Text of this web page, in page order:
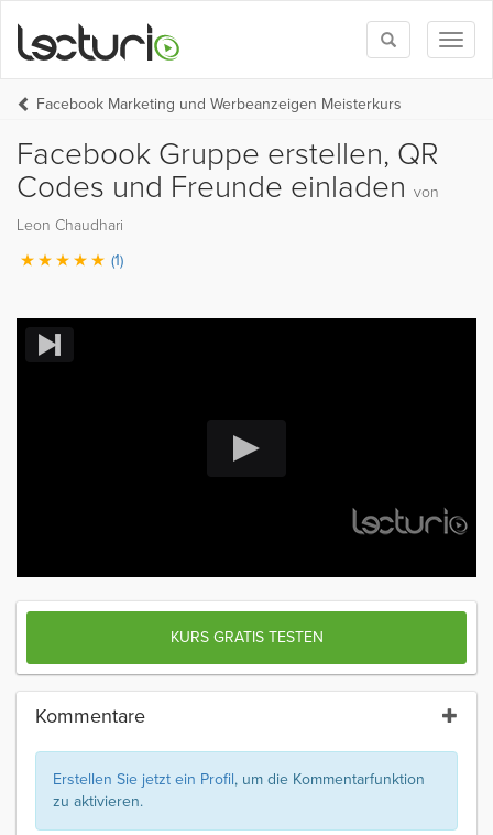
Toggle
search
Facebook Marketing und Werbeanzeigen Meisterkurs
Facebook Gruppe erstellen, QR
Codes und Freunde einladen von
Leon Chaudhari
(1)
KURS GRATIS TESTEN
Kommentare
Erstellen Sie jetzt ein Profil, um die Kommentarfunktion
zu aktivieren.